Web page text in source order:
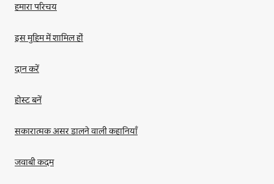
हमारा परिचय
इस मुहिम में शामिल हों
दान करें
होस्ट बनें
सकारात्मक असर डालने वाली कहानियाँ
जवाबी कदम